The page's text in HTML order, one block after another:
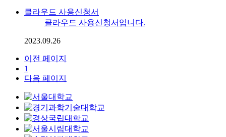
클라우드 사용신청서
클라우드 사용신청서입니다.
2023.09.26
이전 페이지
1
다음 페이지